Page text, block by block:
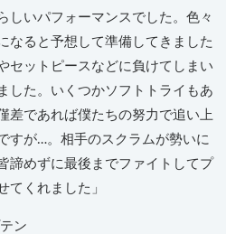
しいパフォーマンスでした。色々
なると予想して準備してきました
セットピースなどに負けてしまい
した。いくつかソフトトライもあ
差であれば僕たちの努力で追い上
すが…。相手のスクラムが勢いに
諦めずに最後までファイトしてプ
てくれました」
ン